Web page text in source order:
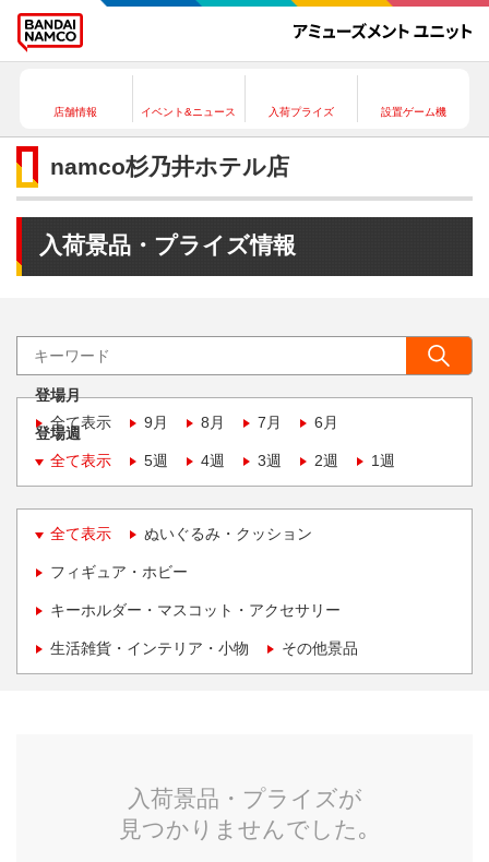
店舗情報 イベント&ニュース 入荷プライズ 設置ゲーム機
namco杉乃井ホテル店
入荷景品・プライズ情報
登場月
全て表示
9月 8月 7月 6月
登場週
全て表示
5週 4週 3週 2週 1週
全て表示 ぬいぐるみ・クッション
フィギュア・ホビー
キーホルダー・マスコット・アクセサリー
生活雑貨・インテリア・小物 その他景品